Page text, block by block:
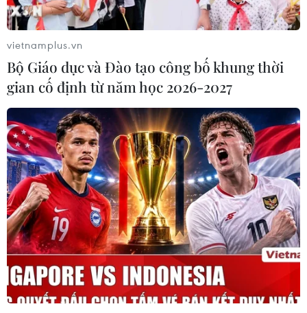
TIN CÙNG CHUYÊN MỤC
Cuộc tìm kiếm và vá lại những 'trái
tim lỗi '
07/08/2026 04:03
Hà Nội cảnh báo về việc sử dụng tế
bào gốc trong khám chữa bệnh, làm
đẹp
vietnamplus.vn
Bộ Giáo dục và Đào tạo công bố khung thời
gian cố định từ năm học 2026-2027